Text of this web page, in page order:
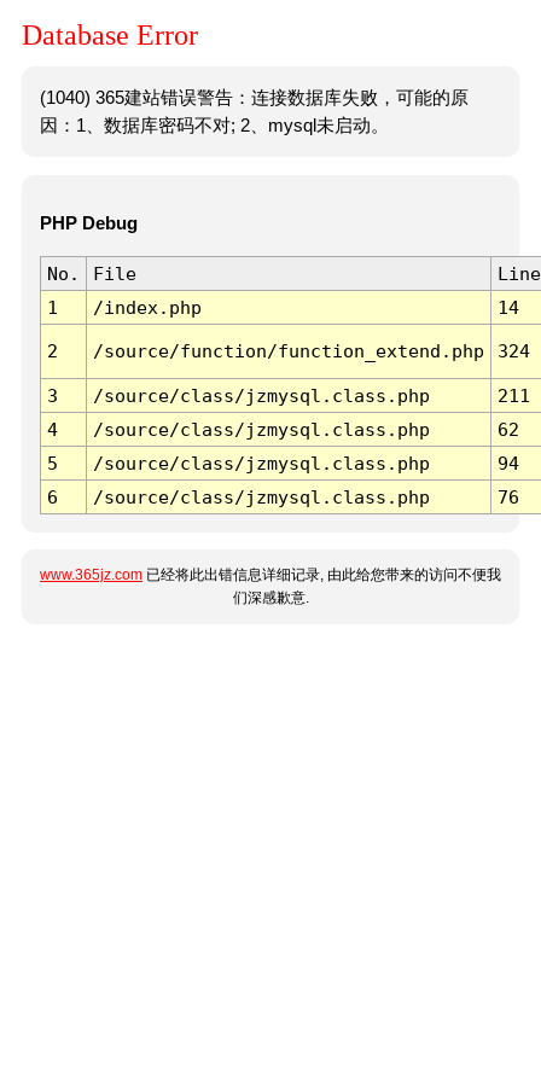
Database Error
(1040) 365建站错误警告：连接数据库失败，可能的原
因：1、数据库密码不对; 2、mysql未启动。
PHP Debug
No. File
Line
1
/index.php 14
2 /source/function/function_extend.php 324
3 /source/class/jzmysql.class.php
211
4
/source/class/jzmysql.class.php
62
5
/source/class/jzmysql.class.php
94
6
/source/class/jzmysql.class.php 76
www.365jz.com 已经将此出错信息详细记录, 由此给您带来的访问不便我
们深感歉意.